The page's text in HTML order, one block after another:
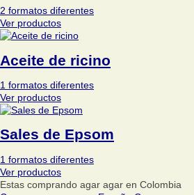
2 formatos diferentes
Ver productos
Aceite de ricino
1 formatos diferentes
Ver productos
Sales de Epsom
1 formatos diferentes
Ver productos
Estas comprando agar agar en Colombia